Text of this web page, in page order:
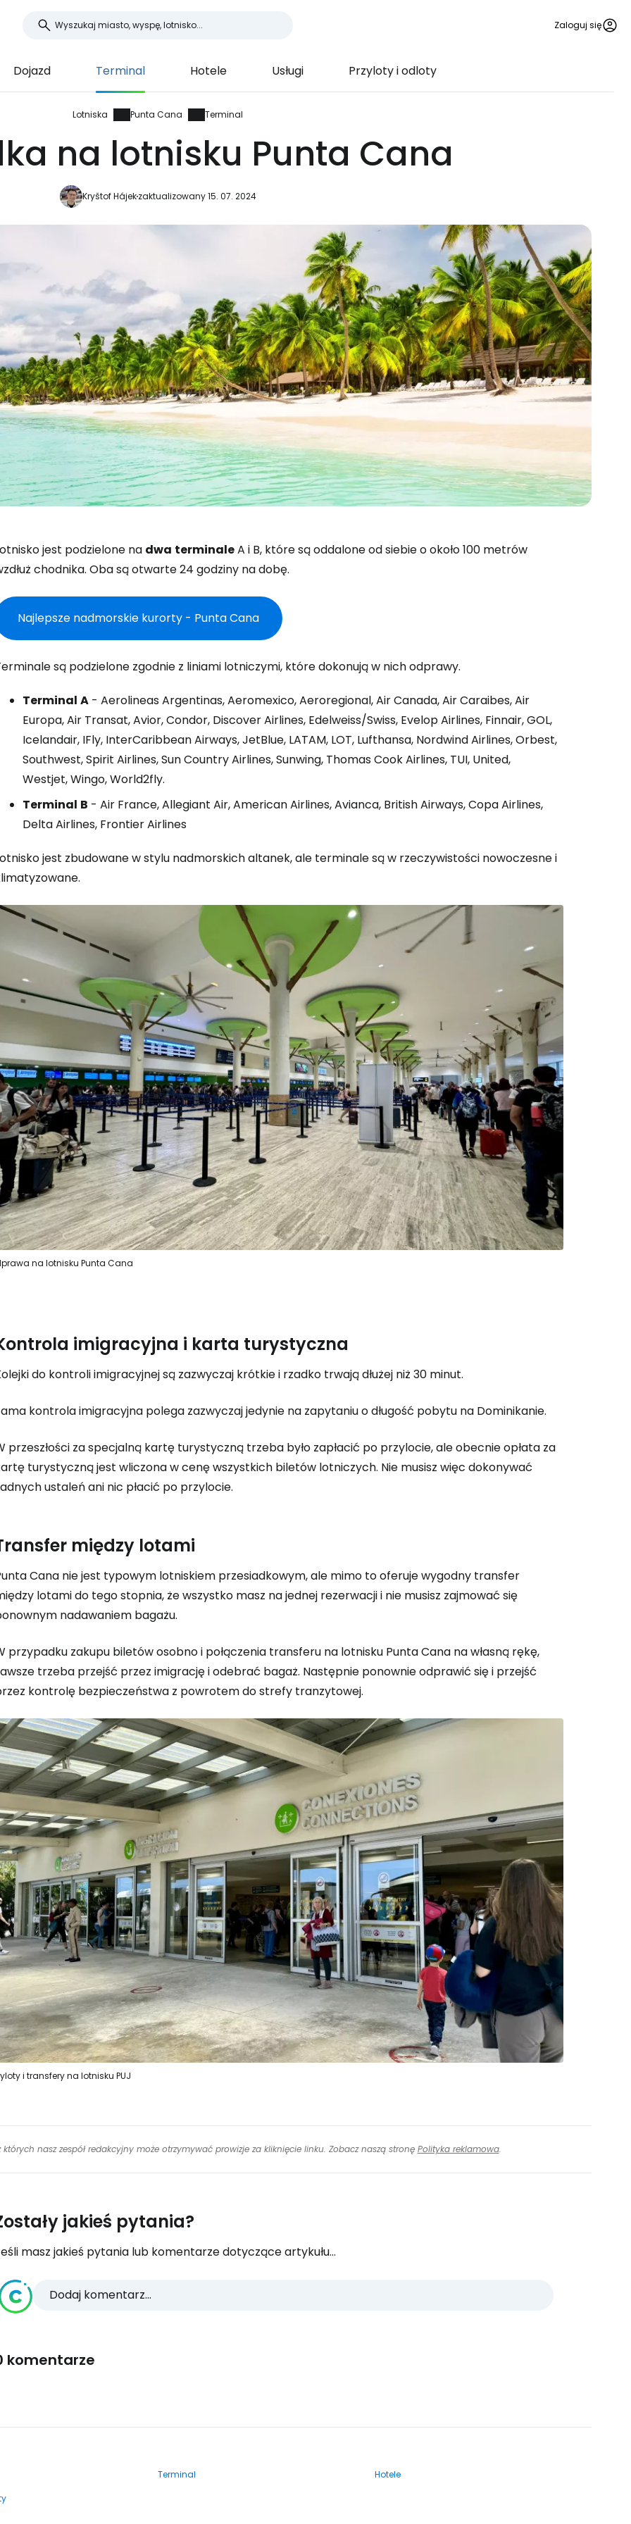
Zaloguj się
Dojazd Terminal Hotele Usługi Przyloty i odloty
Lotniska Punta Cana Terminal
na lotnisku Punta Cana
Kryštof Hájekzaktualizowany 15. 07. 2024
jest podzielone na dwa terminaleA i B, które są oddalone od siebie o około 100 metrów
chodnika. Oba są otwarte 24 godziny na dobę.
Najlepsze nadmorskie kurorty - Punta Cana
są podzielone zgodnie z liniami lotniczymi, które dokonują w nich odprawy.
Terminal A - Aerolineas Argentinas, Aeromexico, Aeroregional, Air Canada, Air Caraibes, Air
Europa, Air Transat, Avior, Condor, Discover Airlines, Edelweiss/Swiss, Evelop Airlines, Finnair, GOL,
Icelandair, IFly, InterCaribbean Airways, JetBlue, LATAM, LOT, Lufthansa, Nordwind Airlines, Orbest,
Southwest, Spirit Airlines, Sun Country Airlines, Sunwing, Thomas Cook Airlines, TUI, United,
Westjet, Wingo, World2fly.
Terminal B - Air France, Allegiant Air, American Airlines, Avianca, British Airways, Copa Airlines,
Delta Airlines, Frontier Airlines
jest zbudowane w stylu nadmorskich altanek, ale terminale są w rzeczywistości nowoczesne i
na lotnisku Punta Cana
imigracyjna i karta turystyczna
do kontroli imigracyjnej są zazwyczaj krótkie i rzadko trwają dłużej niż 30 minut.
kontrola imigracyjna polega zazwyczaj jedynie na zapytaniu o długość pobytu na Dominikanie.
przeszłości za specjalną kartę turystyczną trzeba było zapłacić po przylocie, ale obecnie opłata za
turystyczną jest wliczona w cenę wszystkich biletów lotniczych. Nie musisz więc dokonywać
ustaleń ani nic płacić po przylocie.
między lotami
Cana nie jest typowym lotniskiem przesiadkowym, ale mimo to oferuje wygodny transfer
lotami do tego stopnia, że wszystko masz na jednej rezerwacji i nie musisz zajmować się
nadawaniem bagażu.
przypadku zakupu biletów osobno i połączenia transferu na lotnisku Punta Cana na własną rękę,
trzeba przejść przez imigrację i odebrać bagaż. Następnie ponownie odprawić się i przejść
kontrolę bezpieczeństwa z powrotem do strefy tranzytowej.
i transfery na lotnisku PUJ
nasz zespół redakcyjny może otrzymywać prowizje za kliknięcie linku. Zobacz naszą stronę Polityka reklamowa.
jakieś pytania?
masz jakieś pytania lub komentarze dotyczące artykułu...
Dodaj komentarz...
komentarze
Terminal
Hotele
Zaloguj się do Cestee
... światowej społeczności podróżniczej
Kontynuuj z Google
Kontynuuj z e-mailem